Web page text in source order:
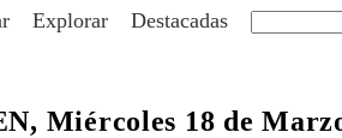
Explorar Destacadas
Miércoles 18 de